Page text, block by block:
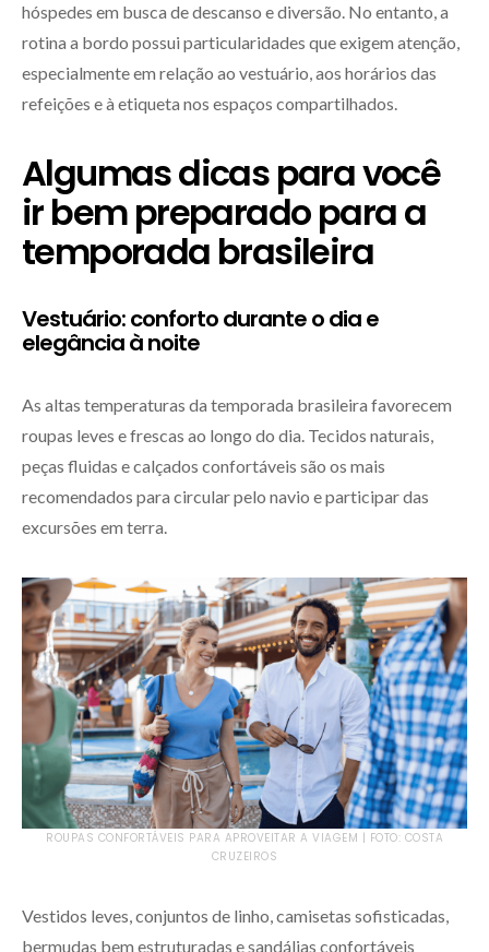
hóspedes em busca de descanso e diversão. No entanto, a
rotina a bordo possui particularidades que exigem atenção,
especialmente em relação ao vestuário, aos horários das
refeições e à etiqueta nos espaços compartilhados.
Algumas dicas para você
ir bem preparado para a
temporada brasileira
Vestuário: conforto durante o dia e
elegância à noite
As altas temperaturas da temporada brasileira favorecem
roupas leves e frescas ao longo do dia. Tecidos naturais,
peças fluidas e calçados confortáveis são os mais
recomendados para circular pelo navio e participar das
excursões em terra.
ROUPAS CONFORTÁVEIS PARA APROVEITAR A VIAGEM | FOTO: COSTA
CRUZEIROS
Vestidos leves, conjuntos de linho, camisetas sofisticadas,
bermudas bem estruturadas e sandálias confortáveis